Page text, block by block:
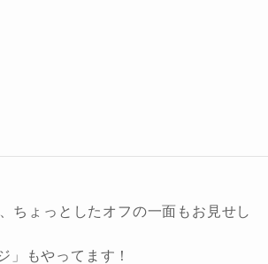
ちょっとしたオフの一面もお見せし
もやってます！